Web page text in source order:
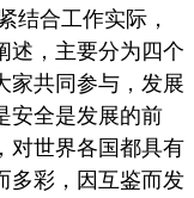
结合工作实际，
述，主要分为四个
家共同参与，发展
安全是发展的前
对世界各国都具有
多彩，因互鉴而发